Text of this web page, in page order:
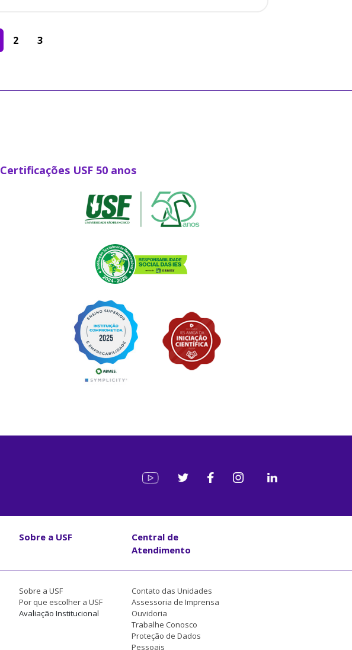
2 3
Certificações USF 50 anos
Sobre a USF
Central de
Atendimento
Sobre a USF
Por que escolher a USF
Avaliação Institucional
Contato das Unidades
Assessoria de Imprensa
Ouvidoria
Trabalhe Conosco
Proteção de Dados
Pessoais